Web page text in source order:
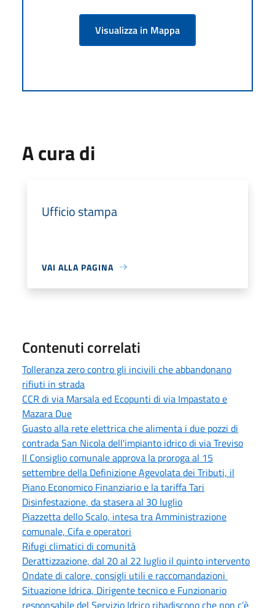
Visualizza in Mappa
A cura di
Ufficio stampa
VAI ALLA PAGINA
Contenuti correlati
Tolleranza zero contro gli incivili che abbandonano
rifiuti in strada
CCR di via Marsala ed Ecopunti di via Impastato e
Mazara Due
Guasto alla rete elettrica che alimenta i due pozzi di
contrada San Nicola dell'impianto idrico di via Treviso
Il Consiglio comunale approva la proroga al 15
settembre della Definizione Agevolata dei Tributi, il
Piano Economico Finanziario e la tariffa Tari
Disinfestazione, da stasera al 30 luglio
Piazzetta dello Scalo, intesa tra Amministrazione
comunale, Cifa e operatori
Rifugi climatici di comunità
Derattizzazione, dal 20 al 22 luglio il quinto intervento
Ondate di calore, consigli utili e raccomandazioni
Situazione Idrica, Dirigente tecnico e Funzionario
responsabile del Servizio Idrico ribadiscono che non c’è